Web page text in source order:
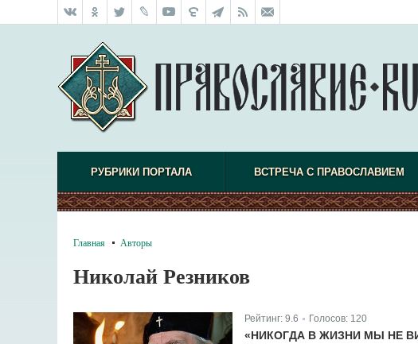
РУБРИКИ ПОРТАЛА ВСТРЕЧА С ПРАВОСЛАВИЕМ
Главная Авторы
Николай Резников
Рейтинг: 9.6 Голосов: 120
«НИКОГДА В ЖИЗНИ МЫ НЕ